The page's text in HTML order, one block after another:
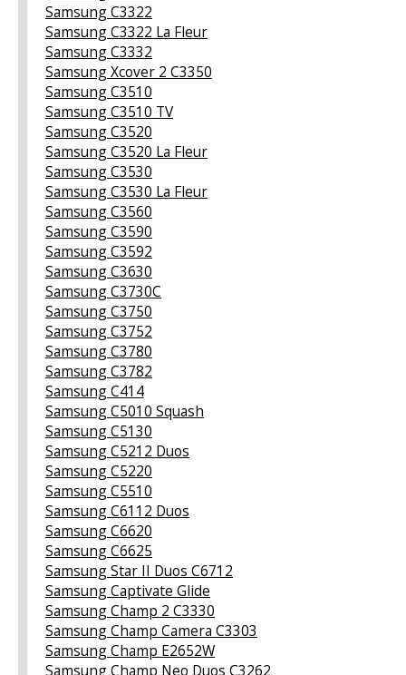
Samsung C3322
Samsung C3322 La Fleur
Samsung C3332
Samsung Xcover 2 C3350
Samsung C3510
Samsung C3510 TV
Samsung C3520
Samsung C3520 La Fleur
Samsung C3530
Samsung C3530 La Fleur
Samsung C3560
Samsung C3590
Samsung C3592
Samsung C3630
Samsung C3730C
Samsung C3750
Samsung C3752
Samsung C3780
Samsung C3782
Samsung C414
Samsung C5010 Squash
Samsung C5130
Samsung C5212 Duos
Samsung C5220
Samsung C5510
Samsung C6112 Duos
Samsung C6620
Samsung C6625
Samsung Star II Duos C6712
Samsung Captivate Glide
Samsung Champ 2 C3330
Samsung Champ Camera C3303
Samsung Champ E2652W
Samsung Champ Neo Duos C3262